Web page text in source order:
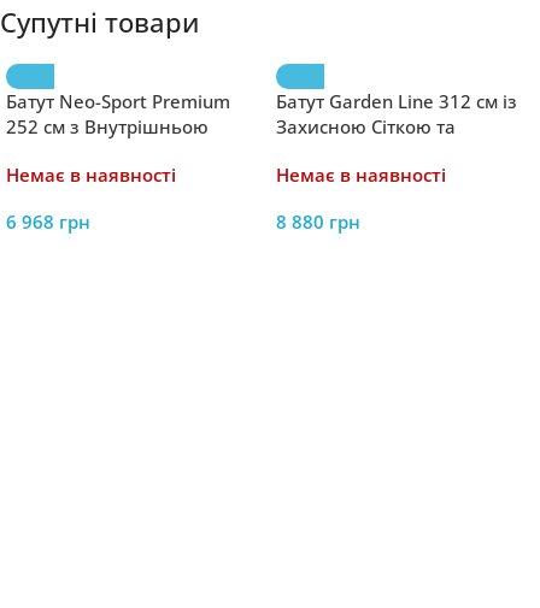
Супутні товари
Батут Neo-Sport Premium
252 см з Внутрішньою
Драбинка – Безпечні
Немає в наявності
6 968 грн
Батут Garden Line 312 см із
Захисною Сіткою та
Розваги для Дітей
Немає в наявності
8 880 грн